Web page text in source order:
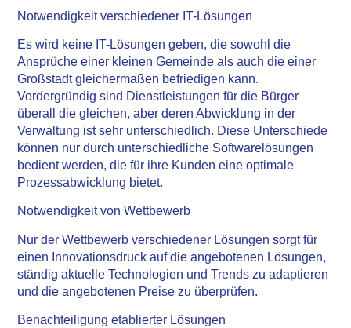
Notwendigkeit verschiedener IT-Lösungen
Es wird keine IT-Lösungen geben, die sowohl die
Ansprüche einer kleinen Gemeinde als auch die einer
Großstadt gleichermaßen befriedigen kann.
Vordergründig sind Dienstleistungen für die Bürger
überall die gleichen, aber deren Abwicklung in der
Verwaltung ist sehr unterschiedlich. Diese Unterschiede
können nur durch unterschiedliche Softwarelösungen
bedient werden, die für ihre Kunden eine optimale
Prozessabwicklung bietet.
Notwendigkeit von Wettbewerb
Nur der Wettbewerb verschiedener Lösungen sorgt für
einen Innovationsdruck auf die angebotenen Lösungen,
ständig aktuelle Technologien und Trends zu adaptieren
und die angebotenen Preise zu überprüfen.
Benachteiligung etablierter Lösungen